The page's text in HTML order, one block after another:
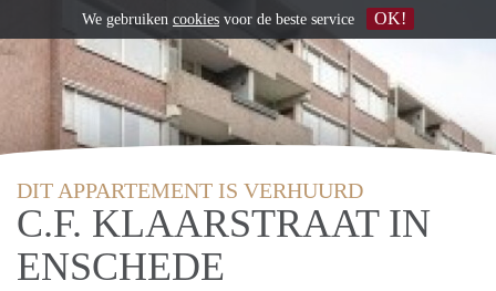
DIT APPARTEMENT IS VERHUURD
C.F. KLAARSTRAAT IN
ENSCHEDE
We gebruiken cookies voor de beste service OK!